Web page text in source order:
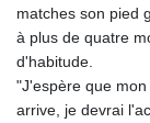
matches son pied
à plus de quatre
d'habitude.
"J'espère que
arrive, je devrai